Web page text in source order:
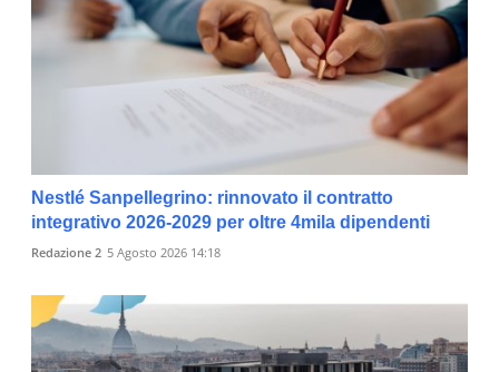
Nestlé Sanpellegrino: rinnovato il contratto
integrativo 2026-2029 per oltre 4mila dipendenti
Redazione 2 5 Agosto 2026 14:18